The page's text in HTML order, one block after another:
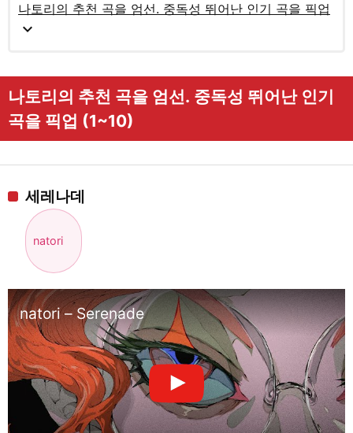
나토리의 추천 곡을 엄선. 중독성 뛰어난 인기 곡을 픽업
expand_more
나토리의 추천 곡을 엄선. 중독성 뛰어난 인기
곡을 픽업 (1~10)
세레나데
natori
natori – Serenade